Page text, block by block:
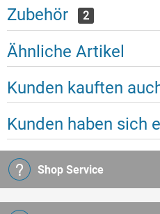
Zubehör 2
Ähnliche Artikel
Kunden kauften
Kunden haben sich
Shop Service